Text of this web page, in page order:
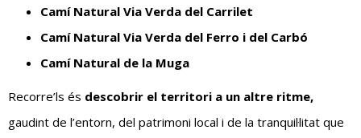
Camí Natural Via Verda del Carrilet
Camí Natural Via Verda del Ferro i del Carbó
Camí Natural de la Muga
Recorre’ls és descobrir el territori a un altre ritme,
gaudint de l’entorn, del patrimoni local i de la tranquil·litat que